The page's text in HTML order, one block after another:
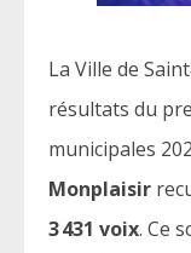
La Ville de
résultats du
municipales
Monplaisir
3 431 voix. Ce